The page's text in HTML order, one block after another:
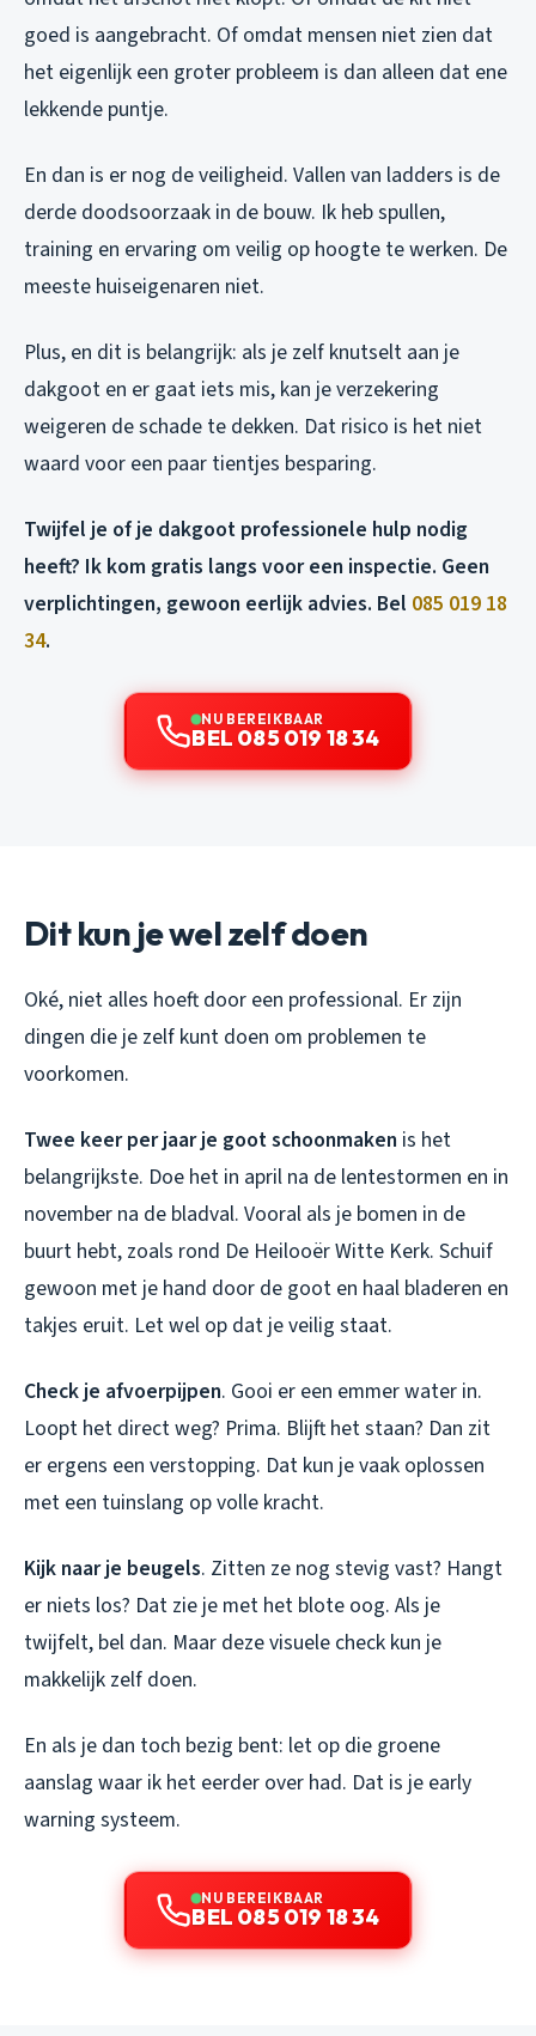
goed is aangebracht. Of omdat mensen niet zien dat
het eigenlijk een groter probleem is dan alleen dat ene
lekkende puntje.
En dan is er nog de veiligheid. Vallen van ladders is de
derde doodsoorzaak in de bouw. Ik heb spullen,
training en ervaring om veilig op hoogte te werken. De
meeste huiseigenaren niet.
Plus, en dit is belangrijk: als je zelf knutselt aan je
dakgoot en er gaat iets mis, kan je verzekering
weigeren de schade te dekken. Dat risico is het niet
waard voor een paar tientjes besparing.
Twijfel je of je dakgoot professionele hulp nodig
heeft? Ik kom gratis langs voor een inspectie. Geen
verplichtingen, gewoon eerlijk advies. Bel 085 019 18
34.
NU BEREIKBAAR
BEL 085 019 18 34
Dit kun je wel zelf doen
Oké, niet alles hoeft door een professional. Er zijn
dingen die je zelf kunt doen om problemen te
voorkomen.
Twee keer per jaar je goot schoonmaken is het
belangrijkste. Doe het in april na de lentestormen en in
november na de bladval. Vooral als je bomen in de
buurt hebt, zoals rond De Heilooër Witte Kerk. Schuif
gewoon met je hand door de goot en haal bladeren en
takjes eruit. Let wel op dat je veilig staat.
Check je afvoerpijpen. Gooi er een emmer water in.
Loopt het direct weg? Prima. Blijft het staan? Dan zit
er ergens een verstopping. Dat kun je vaak oplossen
met een tuinslang op volle kracht.
Kijk naar je beugels. Zitten ze nog stevig vast? Hangt
er niets los? Dat zie je met het blote oog. Als je
twijfelt, bel dan. Maar deze visuele check kun je
makkelijk zelf doen.
En als je dan toch bezig bent: let op die groene
aanslag waar ik het eerder over had. Dat is je early
warning systeem.
NU BEREIKBAAR
BEL 085 019 18 34